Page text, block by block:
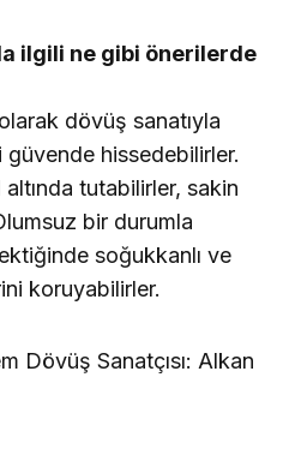
ilgili ne gibi önerilerde
dövüş sanatıyla
hissedebilirler.
tutabilirler, sakin
bir durumla
soğukkanlı ve
koruyabilirler.